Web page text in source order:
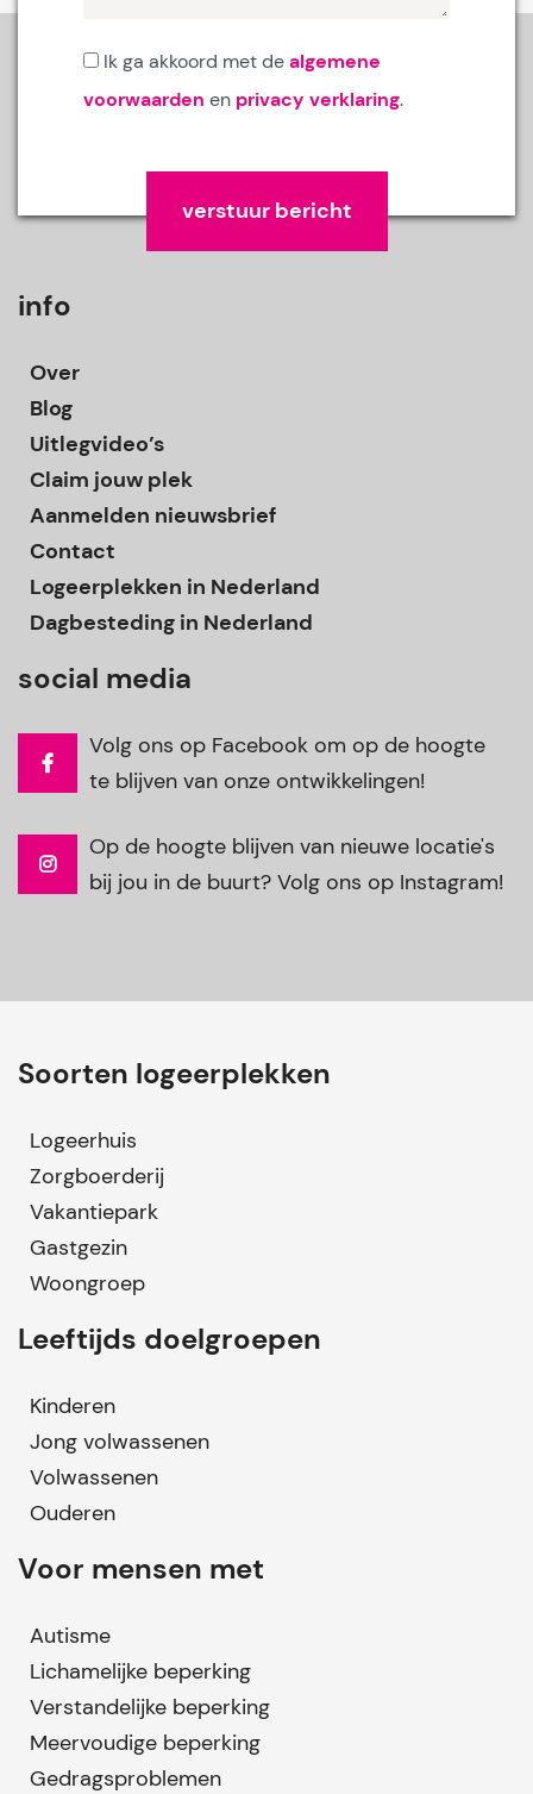
Ik ga akkoord met dealgemene
voorwaarden en privacy verklaring.
info
Over
Blog
Uitlegvideo’s
Claim jouw plek
Aanmelden nieuwsbrief
Contact
Logeerplekken in Nederland
Dagbesteding in Nederland
social media
Volg ons op Facebook om op de hoogte
te blijven van onze ontwikkelingen!
Op de hoogte blijven van nieuwe locatie's
bij jou in de buurt? Volg ons op Instagram!
Soorten logeerplekken
Logeerhuis
Zorgboerderij
Vakantiepark
Gastgezin
Woongroep
Leeftijds doelgroepen
Kinderen
Jong volwassenen
Volwassenen
Ouderen
Voor mensen met
Autisme
Lichamelijke beperking
Verstandelijke beperking
Meervoudige beperking
Gedragsproblemen